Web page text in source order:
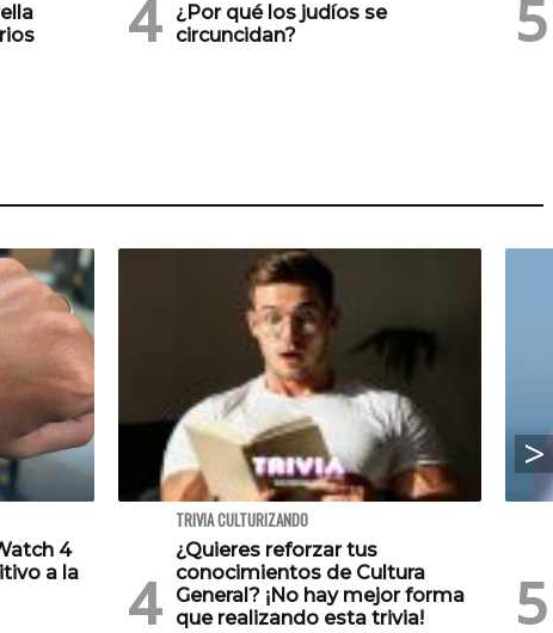
¿Por qué los judíos se
circuncidan?
4
a la
TRIVIA CULTURIZANDO
¿Quieres reforzar tus
conocimientos de Cultura
General? ¡No hay mejor forma
que realizando esta trivia!